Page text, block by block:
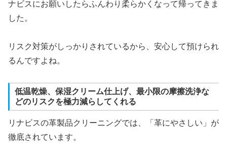
ナビスにお願いしたらふんわり柔らかくなって帰ってきま
した。
リスク対策がしっかりされているから、安心して預けられ
るんですよね。
低温乾燥、保湿クリーム仕上げ、最小限の摩擦洗浄な
どのリスクを極力減らしてくれる
リナビスの革製品クリーニングでは、「革にやさしい」が
徹底されています。